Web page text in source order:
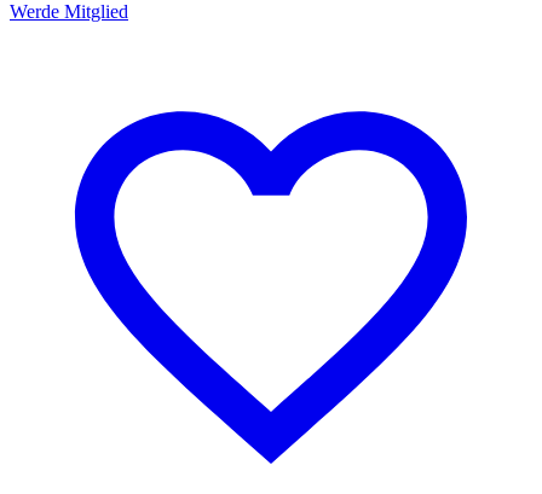
Werde Mitglied